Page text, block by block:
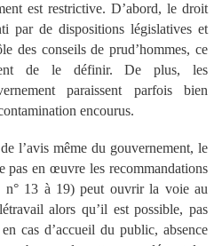
est restrictive. D’abord, le droit
par de dispositions législatives et
des conseils de prud’hommes, ce
de le définir. De plus, les
paraissent parfois bien
encourus.
l’avis même du gouvernement, le
pas en œuvre les recommandations
n° 13 à 19) peut ouvrir la voie au
alors qu’il est possible, pas
cas d’accueil du public, absence